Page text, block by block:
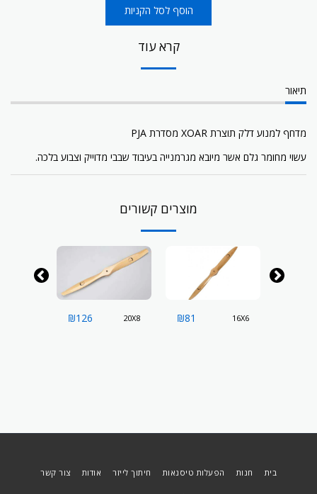
הוסף לסל הקניות
קרא עוד
תיאור
מדחף למנוע דלק תוצרת XOAR מסדרת PJA
עשוי מחומר גלם אשר מיובא מגרמנייה בעיבוד שבבי מדוייק וצבוע בלכה.
מוצרים קשורים
16X6
₪81
20X8
₪126
בית חנות הפעלות טיסנאות חיתוך לייזר אודות צור קשר